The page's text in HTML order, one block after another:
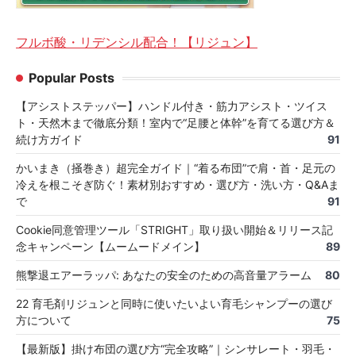
フルボ酸・リデンシル配合！【リジュン】
Popular Posts
【アシストステッパー】ハンドル付き・筋力アシスト・ツイス
ト・天然木まで徹底分類！室内で“足腰と体幹”を育てる選び方＆
続け方ガイド
91
かいまき（掻巻き）超完全ガイド｜“着る布団”で肩・首・足元の
冷えを根こそぎ防ぐ！素材別おすすめ・選び方・洗い方・Q&Aま
で
91
Cookie同意管理ツール「STRIGHT」取り扱い開始＆リリース記
念キャンペーン【ムームードメイン】
89
熊撃退エアーラッパ: あなたの安全のための高音量アラーム 80
22 育毛剤リジュンと同時に使いたいよい育毛シャンプーの選び
方について
75
【最新版】掛け布団の選び方“完全攻略”｜シンサレート・羽毛・